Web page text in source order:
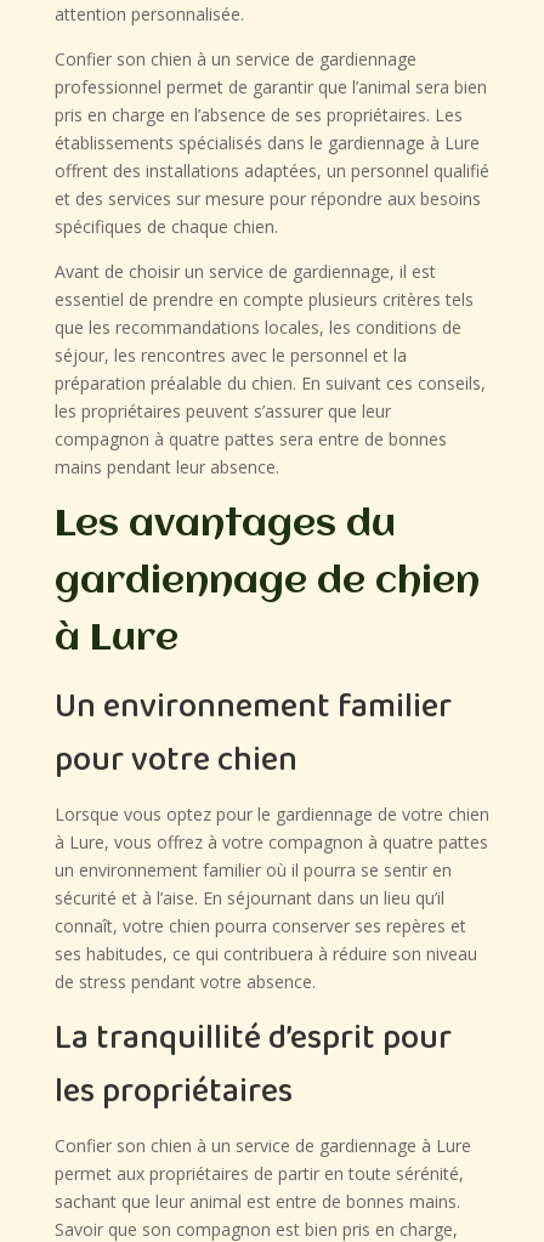
attention personnalisée.
Confier son chien à un service de gardiennage
professionnel permet de garantir que l’animal sera bien
pris en charge en l’absence de ses propriétaires. Les
établissements spécialisés dans le gardiennage à Lure
offrent des installations adaptées, un personnel qualifié
et des services sur mesure pour répondre aux besoins
spécifiques de chaque chien.
Avant de choisir un service de gardiennage, il est
essentiel de prendre en compte plusieurs critères tels
que les recommandations locales, les conditions de
séjour, les rencontres avec le personnel et la
préparation préalable du chien. En suivant ces conseils,
les propriétaires peuvent s’assurer que leur
compagnon à quatre pattes sera entre de bonnes
mains pendant leur absence.
Les avantages du
gardiennage de chien
à Lure
Un environnement familier
pour votre chien
Lorsque vous optez pour le gardiennage de votre chien
à Lure, vous offrez à votre compagnon à quatre pattes
un environnement familier où il pourra se sentir en
sécurité et à l’aise. En séjournant dans un lieu qu’il
connaît, votre chien pourra conserver ses repères et
ses habitudes, ce qui contribuera à réduire son niveau
de stress pendant votre absence.
La tranquillité d’esprit pour
les propriétaires
Confier son chien à un service de gardiennage à Lure
permet aux propriétaires de partir en toute sérénité,
sachant que leur animal est entre de bonnes mains.
Savoir que son compagnon est bien pris en charge,